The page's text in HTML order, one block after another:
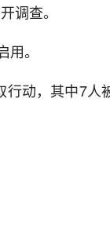
调查。
。
动，其中7人